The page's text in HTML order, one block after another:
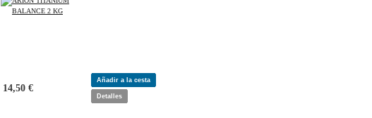
14,50 €
Añadir a la cesta
Detalles